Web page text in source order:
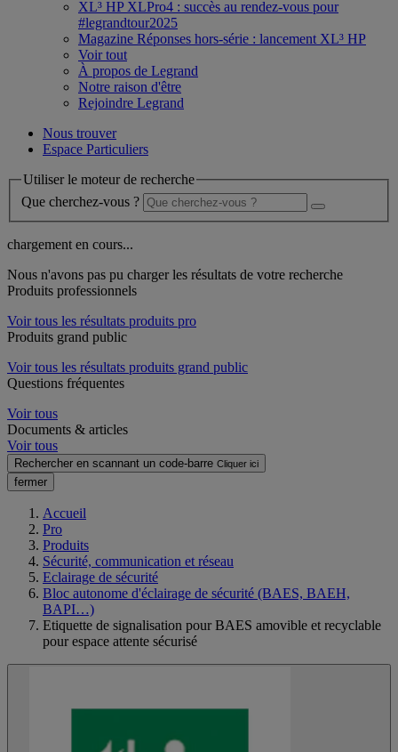
XL³ HP XLPro4 : succès au rendez-vous pour
#legrandtour2025
Magazine Réponses hors-série : lancement XL³ HP
Voir tout
À propos de Legrand
Notre raison d'être
Rejoindre Legrand
Nous trouver
Espace Particuliers
Utiliser le moteur de recherche
Que cherchez-vous ?
chargement en cours...
Nous n'avons pas pu charger les résultats de votre recherche
Produits professionnels
Voir tous les résultats produits pro
Produits grand public
Voir tous les résultats produits grand public
Questions fréquentes
Voir tous
Documents & articles
Voir tous
Rechercher en scannant un code-barre Cliquer ici
fermer
Accueil
Pro
Produits
Sécurité, communication et réseau
Eclairage de sécurité
Bloc autonome d'éclairage de sécurité (BAES, BAEH,
BAPI…)
Etiquette de signalisation pour BAES amovible et recyclable
pour espace attente sécurisé